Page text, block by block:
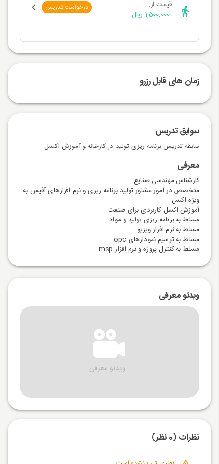
قیمت از:
1,500,000 ریال
درخواست تدریس
زمان های قابل رزرو
سوابق تدریس
سابقه تدریس برنامه ریزی تولید در کارخانه و آموزش اکسل
معرفی
کارشناس مهندسی صنایع
متخصص در امور مشاور تولید برنامه ریزی و نرم افزارهای آفیس به
ویژه اکسل
آموزش اکسل کاربردی برای صنعت
مسلط به برنامه ریزی تولید و مواد
مسلط به نرم افزار ویزیو
مسلط به ترسیم نمودارهای opc
مسلط به کنترل پروژه و نرم افزار msp
ویدئو معرفی
نظرات (0 نظر)